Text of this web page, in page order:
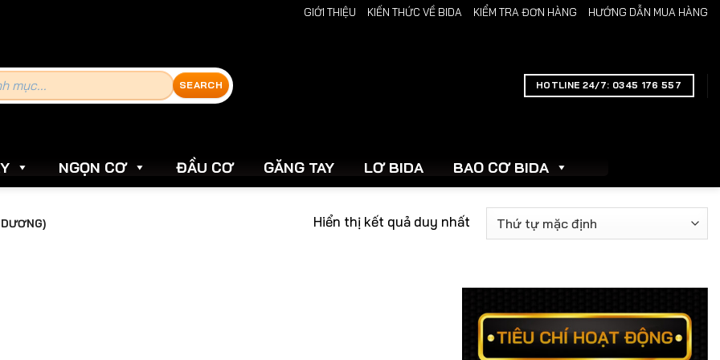
GIỚI THIỆU KIẾN THỨC VỀ BIDA KIỂM TRA ĐƠN HÀNG HƯỚNG DẪN MUA HÀNG
HOTLINE 24/7: 0345 176 557
NGỌN CƠ ĐẦU CƠ GĂNG TAY LƠ BIDA BAO CƠ BIDA
Hiển thị kết quả duy nhất